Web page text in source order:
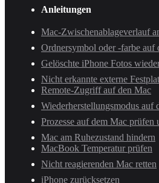
Anleitungen
Mac-Zwischenablageverlauf
Ordnersymbol oder -farbe auf
Gelöschte iPhone Fotos
Nicht erkannte externe
Remote-Zugriff auf den Mac
Wiederherstellungsmodus auf
Prozesse auf dem Mac prüfen
Mac am Ruhezustand hindern
MacBook Temperatur prüfen
Nicht reagierenden Mac retten
iPhone zurücksetzen